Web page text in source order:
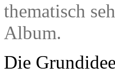
thematisch
Album.
Die